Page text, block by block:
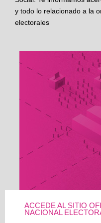
y todo lo relacionado a la
electorales
ACCEDE AL SITIO
NACIONAL